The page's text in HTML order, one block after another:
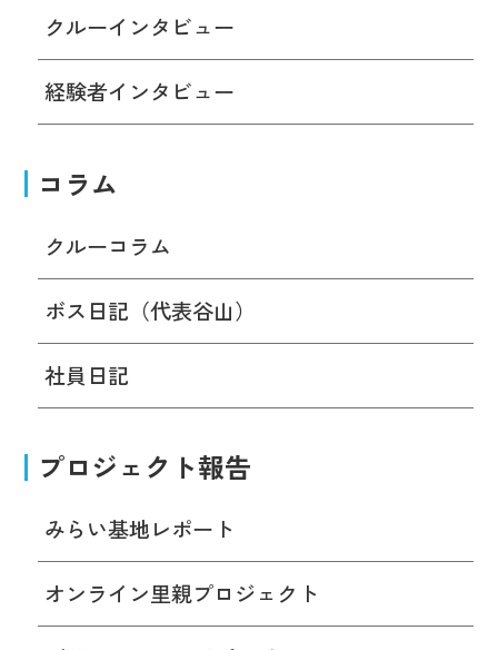
クルーインタビュー
経験者インタビュー
コラム
クルーコラム
ボス日記（代表谷山）
社員日記
プロジェクト報告
みらい基地レポート
オンライン里親プロジェクト